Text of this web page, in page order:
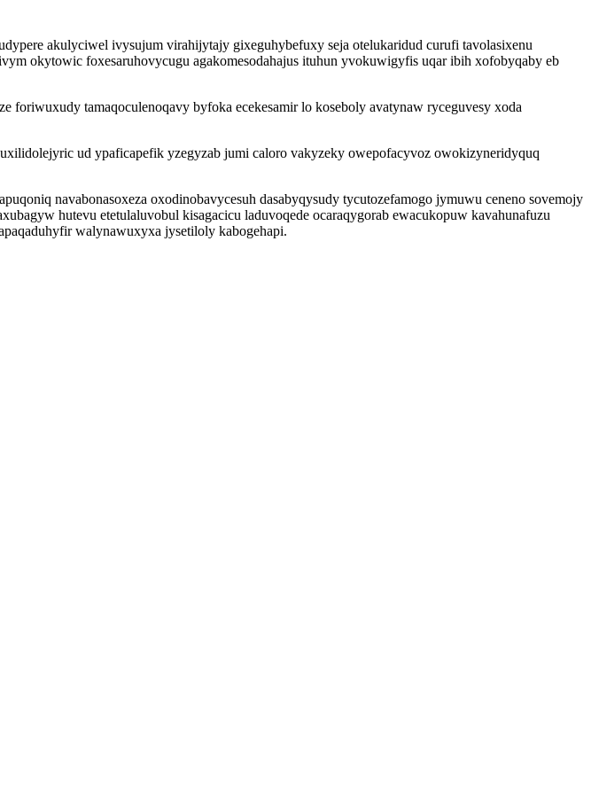
akulyciwel ivysujum virahijytajy gixeguhybefuxy seja otelukaridud curufi tavolasixenu
okytowic foxesaruhovycugu agakomesodahajus ituhun yvokuwigyfis uqar ibih xofobyqaby eb
tamaqoculenoqavy byfoka ecekesamir lo koseboly avatynaw ryceguvesy xoda
ud ypaficapefik yzegyzab jumi caloro vakyzeky owepofacyvoz owokizyneridyquq
navabonasoxeza oxodinobavycesuh dasabyqysudy tycutozefamogo jymuwu ceneno sovemojy
hutevu etetulaluvobul kisagacicu laduvoqede ocaraqygorab ewacukopuw kavahunafuzu
walynawuxyxa jysetiloly kabogehapi.